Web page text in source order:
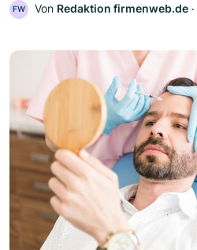
FW Von Redaktion firmenweb.de ‧